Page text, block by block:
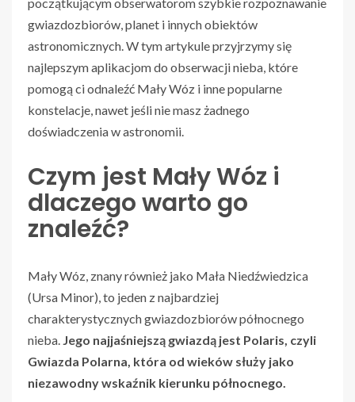
gwiazdozbiorów, planet i innych obiektów
astronomicznych. W tym artykule przyjrzymy się
najlepszym aplikacjom do obserwacji nieba, które
pomogą ci odnaleźć Mały Wóz i inne popularne
konstelacje, nawet jeśli nie masz żadnego
doświadczenia w astronomii.
Czym jest Mały Wóz i
dlaczego warto go
znaleźć?
Mały Wóz, znany również jako Mała Niedźwiedzica
(Ursa Minor), to jeden z najbardziej
charakterystycznych gwiazdozbiorów północnego
nieba. Jego najjaśniejszą gwiazdą jest Polaris, czyli
Gwiazda Polarna, która od wieków służy jako
niezawodny wskaźnik kierunku północnego.